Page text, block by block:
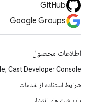
GitHub
Google Groups
اطلاعات محصول
Cast Developer Console
شرایط استفاده از خدمات
یادداشت های انتشار